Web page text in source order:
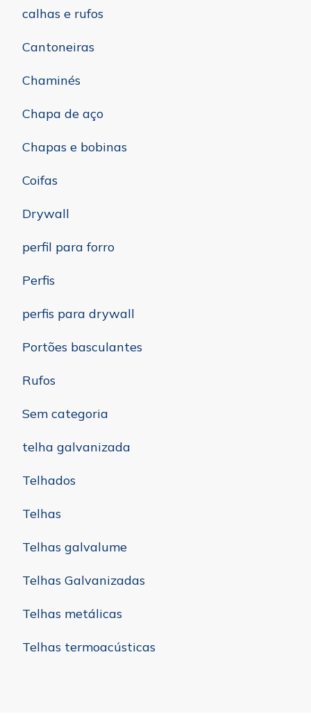
calhas e rufos
Cantoneiras
Chaminés
Chapa de aço
Chapas e bobinas
Coifas
Drywall
perfil para forro
Perfis
perfis para drywall
Portões basculantes
Rufos
Sem categoria
telha galvanizada
Telhados
Telhas
Telhas galvalume
Telhas Galvanizadas
Telhas metálicas
Telhas termoacústicas